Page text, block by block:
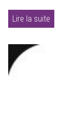
Lire la suite